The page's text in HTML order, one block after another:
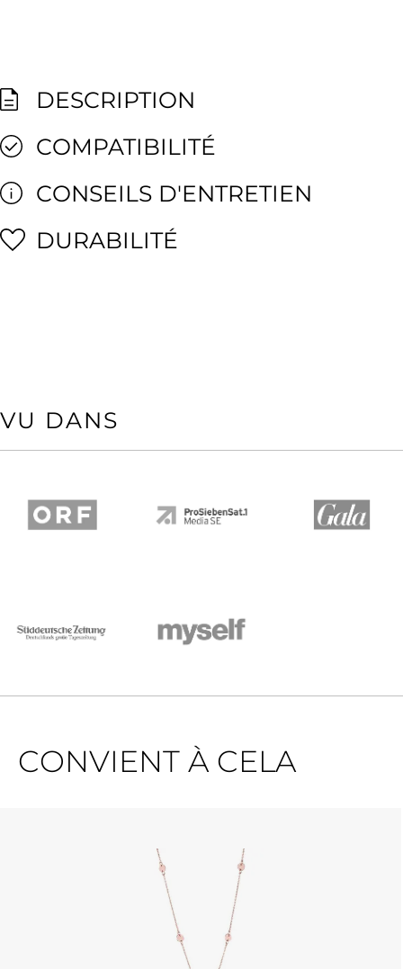
DESCRIPTION
COMPATIBILITÉ
CONSEILS D'ENTRETIEN
DURABILITÉ
VU DANS
CONVIENT À CELA